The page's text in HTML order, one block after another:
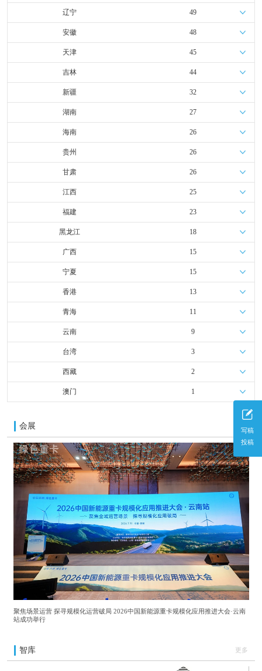
写稿
投稿
辽宁 49
安徽 48
天津 45
吉林 44
新疆 32
湖南 27
海南 26
贵州 26
甘肃 26
江西 25
福建 23
黑龙江 18
广西 15
宁夏 15
香港 13
青海 11
云南 9
台湾 3
西藏 2
澳门 1
会展 更多
聚焦场景运营 探寻规模化运营破局 2026中国新能源重卡规模化应用推进大会·云南
站成功举行
智库 更多